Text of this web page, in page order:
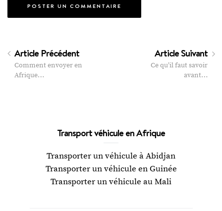
Article Précédent
Comment envoyer en
Afrique…
Article Suivant
Ce qu’il faut savoir
avant…
Transport véhicule en Afrique
Transporter un véhicule à Abidjan
Transporter un véhicule en Guinée
Transporter un véhicule au Mali